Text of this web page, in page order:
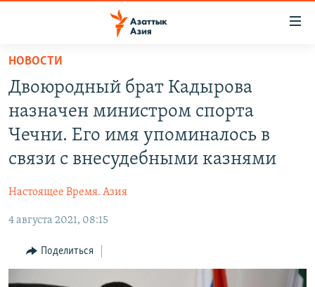
Вернуться
основному
содержанию
Вернутся
главной
Вернутся
КАЗАХСТАН
КЫРГЫЗСТАН
НОВОСТИ
ВОЙНА В УКРАИНЕ
ЎЗБЕКЧА
ТОҶИКӢ
ПОДПИШИТЕСЬ НА НАС В СОЦСЕТЯХ
Все сайты РСЕ/РС
НОВОСТИ
Двоюродный брат Кадырова
назначен министром спорта
Чечни. Его имя упоминалось в
связи с внесудебными казнями
Настоящее Время. Азия
4 августа 2021, 08:15
Поделиться